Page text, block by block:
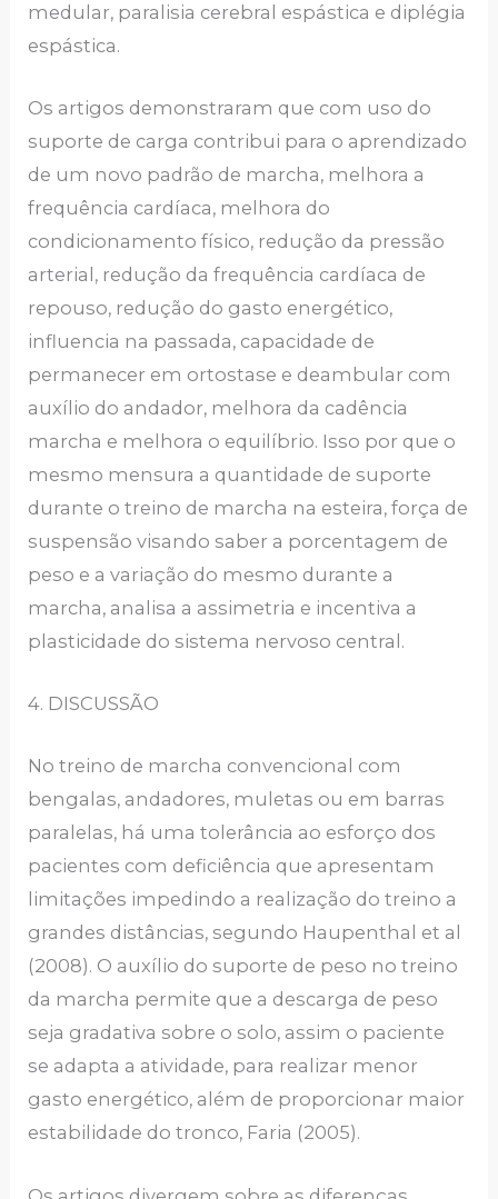
medular, paralisia cerebral espástica e diplégia
espástica.
Os artigos demonstraram que com uso do
suporte de carga contribui para o aprendizado
de um novo padrão de marcha, melhora a
frequência cardíaca, melhora do
condicionamento físico, redução da pressão
arterial, redução da frequência cardíaca de
repouso, redução do gasto energético,
influencia na passada, capacidade de
permanecer em ortostase e deambular com
auxílio do andador, melhora da cadência
marcha e melhora o equilíbrio. Isso por que o
mesmo mensura a quantidade de suporte
durante o treino de marcha na esteira, força de
suspensão visando saber a porcentagem de
peso e a variação do mesmo durante a
marcha, analisa a assimetria e incentiva a
plasticidade do sistema nervoso central.
4. DISCUSSÃO
No treino de marcha convencional com
bengalas, andadores, muletas ou em barras
paralelas, há uma tolerância ao esforço dos
pacientes com deficiência que apresentam
limitações impedindo a realização do treino a
grandes distâncias, segundo Haupenthal et al
(2008). O auxílio do suporte de peso no treino
da marcha permite que a descarga de peso
seja gradativa sobre o solo, assim o paciente
se adapta a atividade, para realizar menor
gasto energético, além de proporcionar maior
estabilidade do tronco, Faria (2005).